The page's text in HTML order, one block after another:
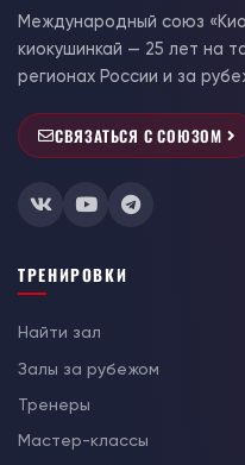
Международный союз
киокушинкай — 25 лет на
регионах России и за
СВЯЗАТЬСЯ С СОЮЗОМ
ТРЕНИРОВКИ
Найти зал
Залы за рубежом
Тренеры
Мастер-классы